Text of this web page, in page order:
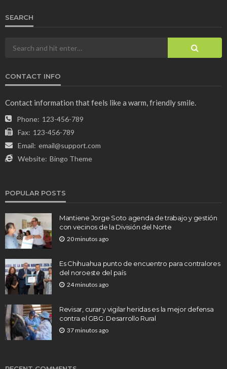
SEARCH
CONTACT INFO
Contact information that feels like a warm, friendly smile.
Phone: 123-456-789
Fax: 123-456-789
Email: email@support.com
Website: Bingo Theme
POPULAR POSTS
Mantiene Jorge Soto agenda de trabajo y gestión
con vecinos de la División del Norte
20 minutos ago
Es Chihuahua punto de encuentro para contralores
del noroeste del país
24 minutos ago
Revisar, curar y vigilar heridas es la mejor defensa
contra el GBG: Desarrollo Rural
37 minutos ago